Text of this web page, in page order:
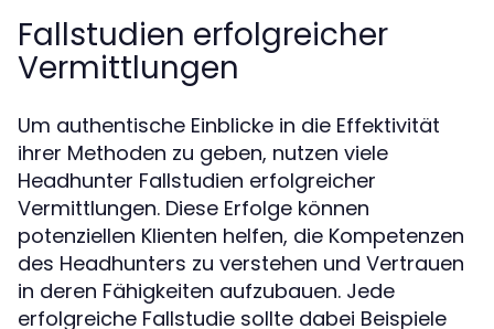
Fallstudien erfolgreicher
Vermittlungen
Um authentische Einblicke in die Effektivität
ihrer Methoden zu geben, nutzen viele
Headhunter Fallstudien erfolgreicher
Vermittlungen. Diese Erfolge können
potenziellen Klienten helfen, die Kompetenzen
des Headhunters zu verstehen und Vertrauen
in deren Fähigkeiten aufzubauen. Jede
erfolgreiche Fallstudie sollte dabei Beispiele